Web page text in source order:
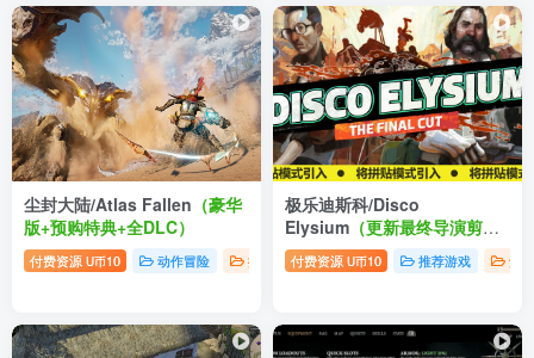
尘封大陆/Atlas Fallen （豪华
版+预购特典+全DLC）
付费资源 U币10 动作冒险 推荐游戏 角色扮演
极乐迪斯科/Disco
Elysium （更新最终导演剪辑
v2026S典藏版）
付费资源 U币10 推荐游戏 角